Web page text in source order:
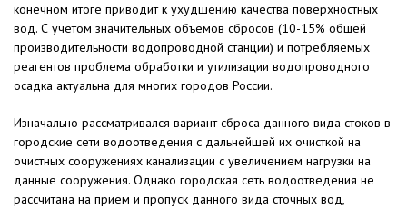
конечном итоге приводит к ухудшению качества поверхностных
вод. С учетом значительных объемов сбросов (10-15% общей
производительности водопроводной станции) и потребляемых
реагентов проблема обработки и утилизации водопроводного
осадка актуальна для многих городов России.
Изначально рассматривался вариант сброса данного вида стоков в
городские сети водоотведения с дальнейшей их очисткой на
очистных сооружениях канализации с увеличением нагрузки на
данные сооружения. Однако городская сеть водоотведения не
рассчитана на прием и пропуск данного вида сточных вод,